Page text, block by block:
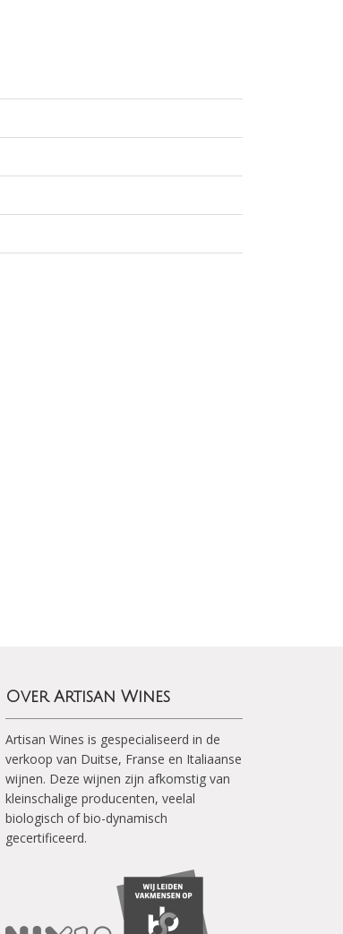
Over Artisan Wines
Artisan Wines is gespecialiseerd in de
verkoop van Duitse, Franse en Italiaanse
wijnen. Deze wijnen zijn afkomstig van
kleinschalige producenten, veelal
biologisch of bio-dynamisch
gecertificeerd.